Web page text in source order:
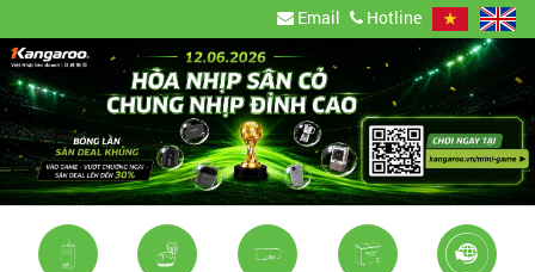
Email Hotline